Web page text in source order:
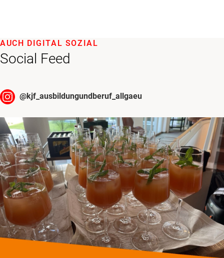
Social Feed
AUCH DIGITAL SOZIAL
@kjf_ausbildungundberuf_allgaeu